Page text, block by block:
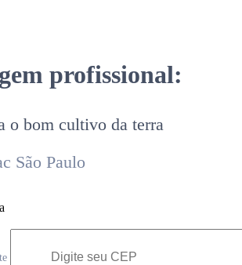
profissional:
o bom cultivo da terra
São Paulo